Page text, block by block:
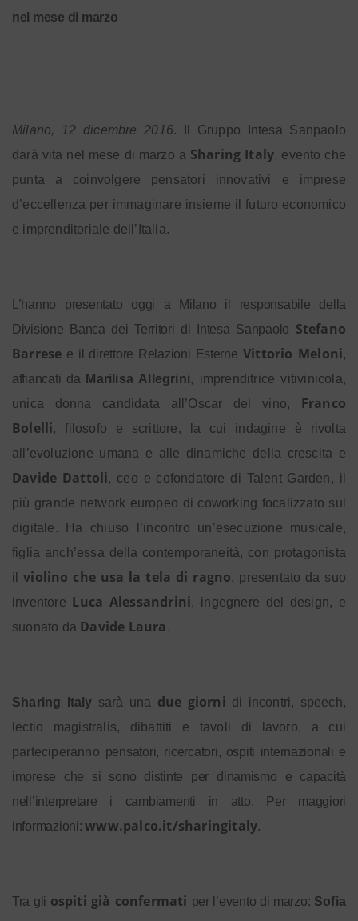
nel mese di marzo
Milano, 12 dicembre 2016. Il Gruppo Intesa Sanpaolo
darà vita nel mese di marzo a Sharing Italy, evento che
punta a coinvolgere pensatori innovativi e imprese
d’eccellenza per immaginare insieme il futuro economico
e imprenditoriale dell’Italia.
L’hanno presentato oggi a Milano il responsabile della
Divisione Banca dei Territori di Intesa Sanpaolo Stefano
Barrese e il direttore Relazioni Esterne Vittorio Meloni,
affiancati da Marilisa Allegrini, imprenditrice vitivinicola,
unica donna candidata all’Oscar del vino, Franco
Bolelli, filosofo e scrittore, la cui indagine è rivolta
all’evoluzione umana e alle dinamiche della crescita e
Davide Dattoli, ceo e cofondatore di Talent Garden, il
più grande network europeo di coworking focalizzato sul
digitale. Ha chiuso l’incontro un’esecuzione musicale,
figlia anch’essa della contemporaneità, con protagonista
ilviolino che usa la tela di ragno, presentato da suo
inventore Luca Alessandrini, ingegnere del design, e
suonato da Davide Laura .
Sharing Italy sarà una due giorni di incontri, speech,
lectio magistralis, dibattiti e tavoli di lavoro, a cui
parteciperanno pensatori, ricercatori, ospiti internazionali e
imprese che si sono distinte per dinamismo e capacità
nell’interpretare i cambiamenti in atto. Per maggiori
informazioni:www.palco.it/sharingitaly.
Tra gli ospiti già confermati per l’evento di marzo: Sofia